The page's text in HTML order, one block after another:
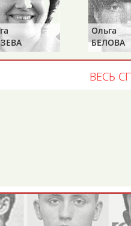
Герман
АБДУЛАЕВ
какую-либо ошибку
своей страны!
Ольга
БЕЛОВА
ВЕСЬ